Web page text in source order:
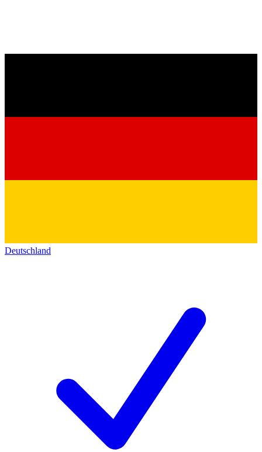
Deutschland